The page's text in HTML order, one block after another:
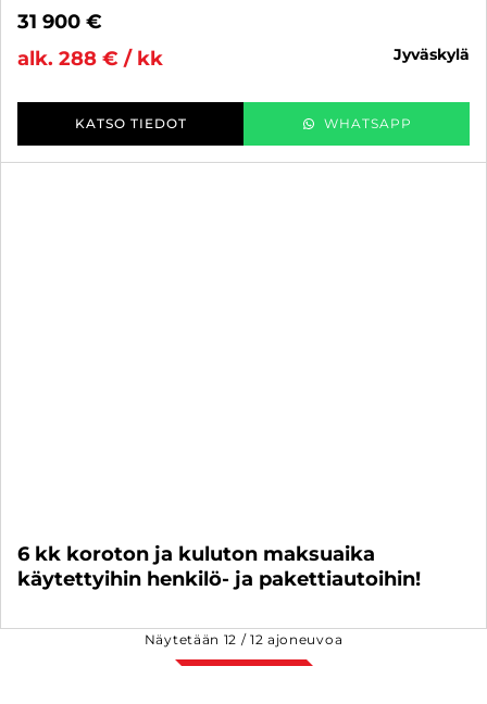
31 900 €
alk. 288 € / kk
jyväskylä
KATSO TIEDOT WHATSAPP
6 kk koroton ja kuluton maksuaika
käytettyihin henkilö- ja pakettiautoihin!
Näytetään 12 /12 ajoneuvoa